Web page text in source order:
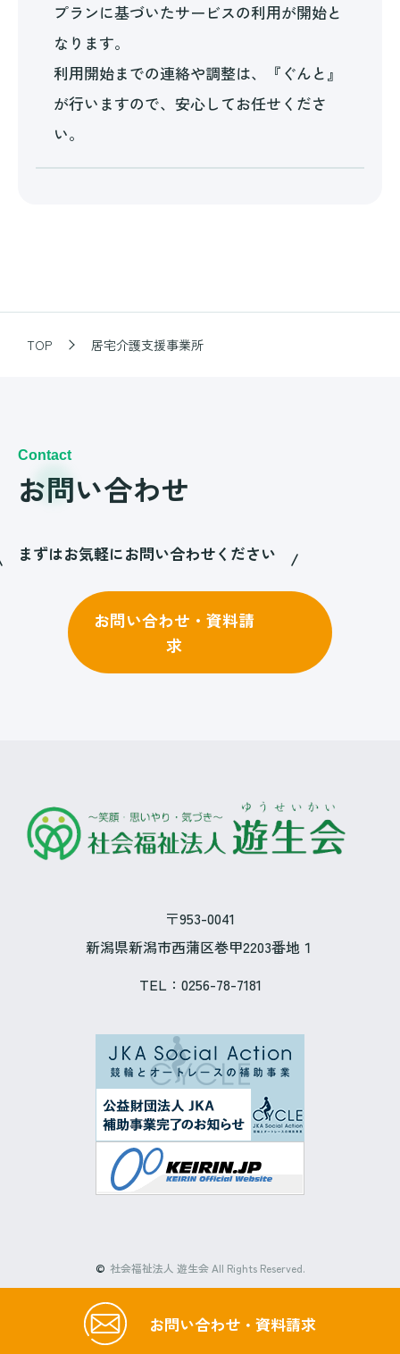
プランに基づいたサービスの利用が開始と
なります。
利用開始までの連絡や調整は、『ぐんと』
が行いますので、安心してお任せくださ
い。
TOP 居宅介護支援事業所
Contact
お問い合わせ
まずはお気軽にお問い合わせください
お問い合わせ・資料請
求
〒953-0041
新潟県新潟市西蒲区巻甲2203番地１
TEL： 0256-78-7181
© 社会福祉法人 遊生会 All Rights Reserved.
お問い合わせ ・ 資料請求